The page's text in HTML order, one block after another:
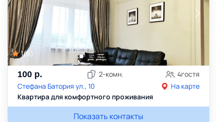
1(6)
100 р. 2-комн. 4гостя
Стефана Батория ул., 10
На карте
Квартира для комфортного проживания
Показать контакты